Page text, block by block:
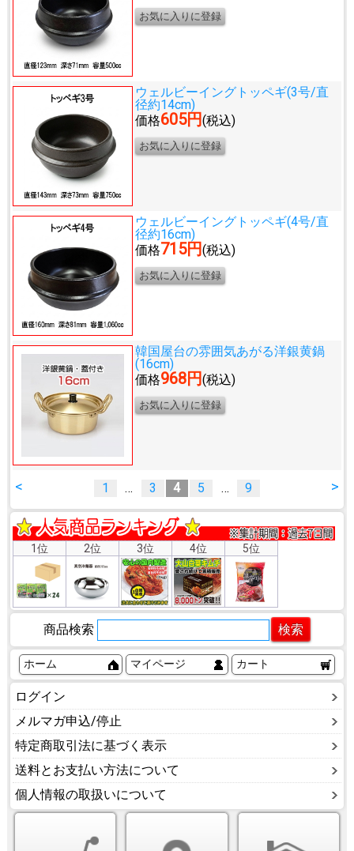
ウェルビーイングトッペギ(3号/直
径約14cm)
価格605円(税込)
ウェルビーイングトッペギ(4号/直
径約16cm)
価格715円(税込)
韓国屋台の雰囲気あがる洋銀黄鍋
(16cm)
価格968円(税込)
< >
1 … 3 4 5 … 9
1位 2位 3位 4位 5位
商品検索
ホーム マイページ カート
ログイン
メルマガ申込/停止
特定商取引法に基づく表示
送料とお支払い方法について
個人情報の取扱いについて